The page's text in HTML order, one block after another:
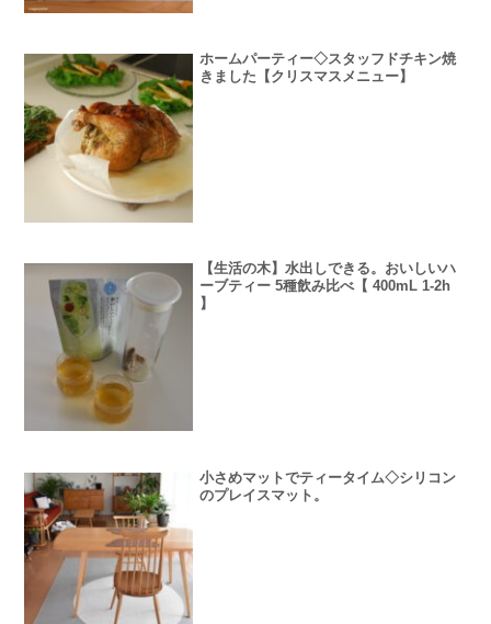
ホームパーティー◇スタッフドチキン焼
きました【クリスマスメニュー】
【生活の木】水出しできる。おいしいハ
ーブティー 5種飲み比べ【 400mL 1-2h
】
小さめマットでティータイム◇シリコン
のプレイスマット。